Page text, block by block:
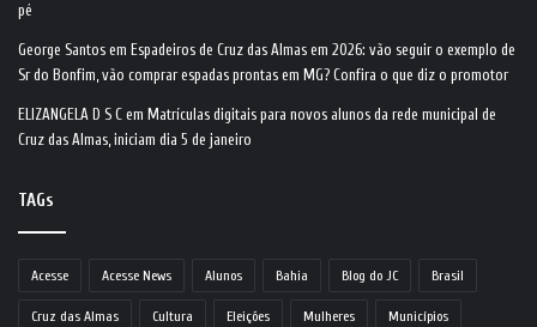
pé
George Santos em Espadeiros de Cruz das Almas em 2026: vão seguir o exemplo de
Sr do Bonfim, vão comprar espadas prontas em MG? Confira o que diz o promotor
ELIZANGELA D S C em Matrículas digitais para novos alunos da rede municipal de
Cruz das Almas, iniciam dia 5 de janeiro
TAGs
Acesse Acesse News Alunos Bahia Blog do JC Brasil
Cruz das Almas Cultura Eleições Mulheres Municípios